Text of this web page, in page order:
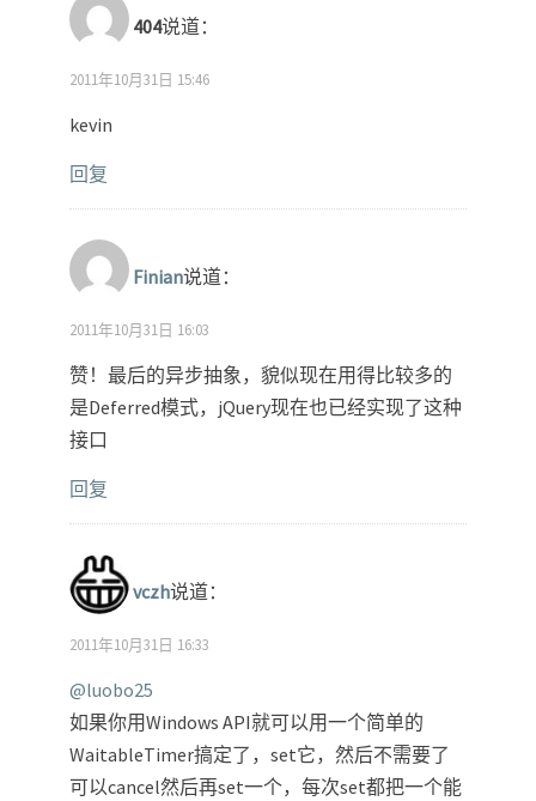
404说道：
2011年10月31日 15:46
kevin
回复
Finian说道：
2011年10月31日 16:03
赞！最后的异步抽象，貌似现在用得比较多的
是Deferred模式，jQuery现在也已经实现了这种
接口
回复
vczh说道：
2011年10月31日 16:33
@luobo25
如果你用Windows API就可以用一个简单的
WaitableTimer搞定了，set它，然后不需要了
可以cancel然后再set一个，每次set都把一个能